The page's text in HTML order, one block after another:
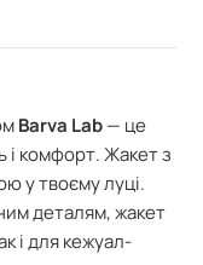
Barva Lab— це
і комфорт. Жакет з
у твоєму луці.
деталям, жакет
і для кежуал-